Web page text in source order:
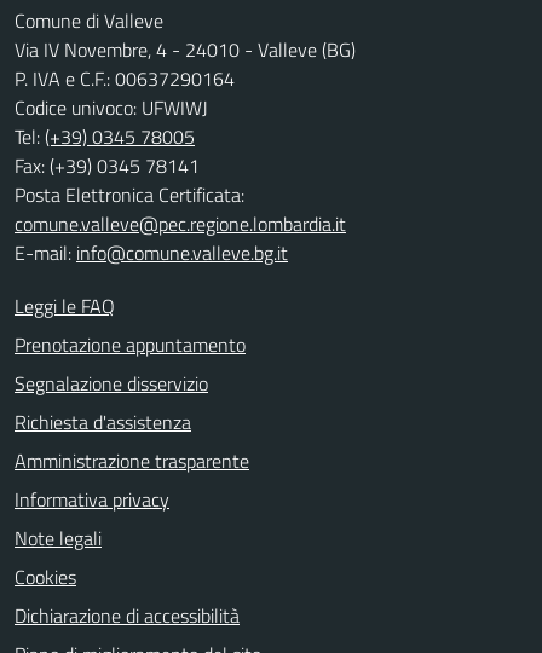
Comune di Valleve
Via IV Novembre, 4 - 24010 - Valleve (BG)
P. IVA e C.F.: 00637290164
Codice univoco: UFWIWJ
Tel:(+39) 0345 78005
Fax: (+39) 0345 78141
Posta Elettronica Certificata:
comune.valleve@pec.regione.lombardia.it
E-mail: info@comune.valleve.bg.it
Leggi le FAQ
Prenotazione appuntamento
Segnalazione disservizio
Richiesta d'assistenza
Amministrazione trasparente
Informativa privacy
Note legali
Cookies
Dichiarazione di accessibilità